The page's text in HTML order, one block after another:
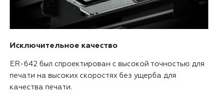
Исключительное качество
ER-642 был спроектирован с высокой точностью для
печати на высоких скоростях без ущерба для
качества печати.